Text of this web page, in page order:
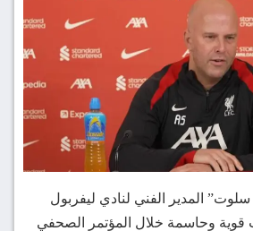
المدير الفني لنادي ليفربول
قوية وحاسمة خلال المؤتمر الصحفي